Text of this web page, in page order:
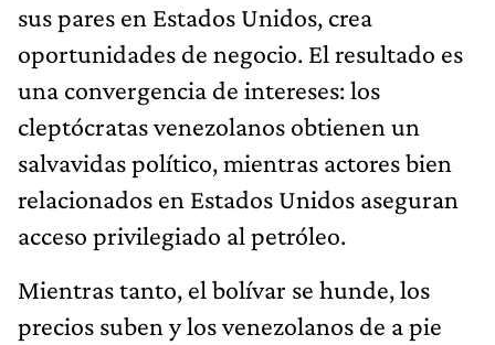
sus pares en Estados Unidos, crea
oportunidades de negocio. El resultado es
una convergencia de intereses: los
cleptócratas venezolanos obtienen un
salvavidas político, mientras actores bien
relacionados en Estados Unidos aseguran
acceso privilegiado al petróleo.
Mientras tanto, el bolívar se hunde, los
precios suben y los venezolanos de a pie